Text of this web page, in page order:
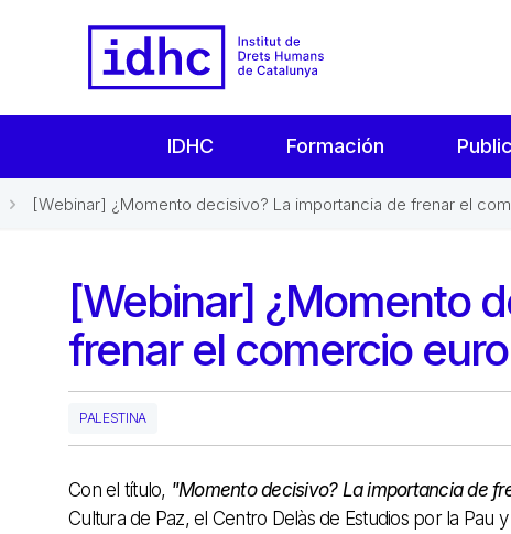
IDHC Formación
[Webinar] ¿Momento decisivo? La importancia de frenar el
[Webinar] ¿Momento
frenar el comercio
PALESTINA
Con el título, "Momento decisivo? La importancia de
Cultura de Paz, el Centro Delàs de Estudios por la Pau